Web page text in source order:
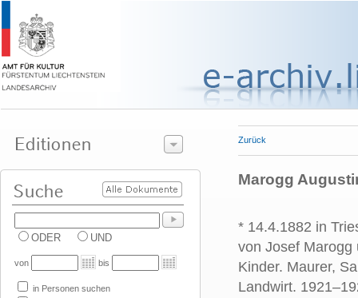
ODER UND
von bis
in Personen suchen
Zurück
Marogg
* 14.4.1882 in
von Josef
Kinder. Maurer,
Landwirt.